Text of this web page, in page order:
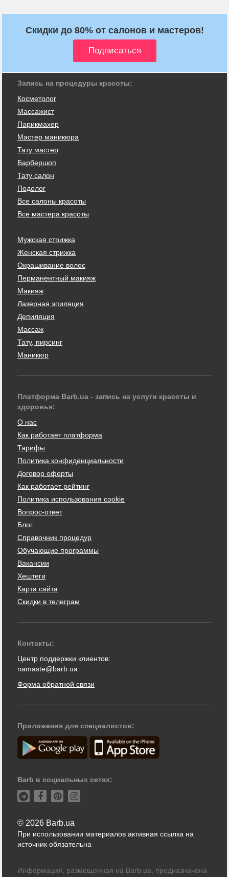
Скидки до 80% от салонов и мастеров!
Запись на процедуры красоты:
Косметолог
Массажист
Парикмахер
Мастер маникюра
Тату мастер
Барбершоп
Тату салон
Подолог
Все салоны красоты
Все мастера красоты
Мужская стрижка
Женская стрижка
Окрашивание волос
Перманентный макияж
Макияж
Лазерная эпиляция
Депиляция
Массаж
Тату, пирсинг
Маникюр
Платформа Barb.ua - запись на услуги красоты и
здоровья:
О нас
Как работает платформа
Тарифы
Политика конфиденциальности
Договор оферты
Как работает рейтинг
Политика использования cookie
Вопрос-ответ
Блог
Справочник процедур
Обучающие программы
Вакансии
Хештеги
Карта сайта
Скидки в телеграм
Контакты:
Центр поддержки клиентов:
namaste@barb.ua
Форма обратной связи
Приложения для специалистов:
Barb в социальных сетях:
© 2026 Barb.ua
При использовании материалов активная ссылка на
источник обязательна
Информация, размещенная на Barb.ua, предназначена